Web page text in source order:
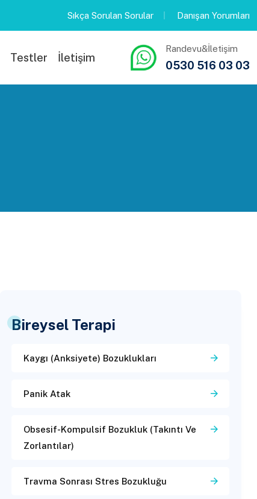
Sıkça Sorulan Sorular Danışan Yorumları
Testler İletişim
Randevu&İletişim
0530 516 03 03
Bireysel Terapi
Kaygı (Anksiyete) Bozuklukları
Panik Atak
Obsesif-Kompulsif Bozukluk (Takıntı Ve
Zorlantılar)
Travma Sonrası Stres Bozukluğu